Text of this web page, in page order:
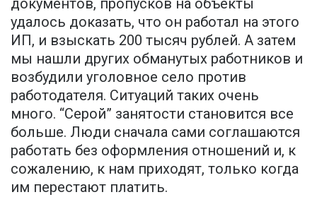
документов, пропусков на объекты
удалось доказать, что он работал на этого
ИП, и взыскать 200 тысяч рублей. А затем
мы нашли других обманутых работников и
возбудили уголовное село против
работодателя. Ситуаций таких очень
много. “Серой” занятости становится все
больше. Люди сначала сами соглашаются
работать без оформления отношений и, к
сожалению, к нам приходят, только когда
им перестают платить.